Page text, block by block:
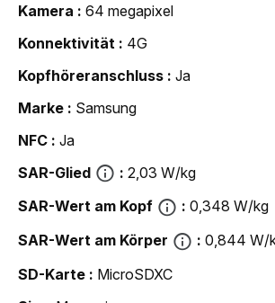
Kamera
64 megapixel
Konnektivität
4G
Kopfhöreranschluss
Ja
Marke
Samsung
NFC
Ja
SAR-Glied
2,03 W/kg
SAR-Wert am Kopf
0,348 W/kg
SAR-Wert am Körper
0,844 W/
SD-Karte
MicroSDXC